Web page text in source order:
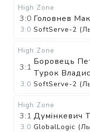
High Zone
3:0 Головнев
3:0 SoftServe-2
High Zone
3:1
Боровець
Турок
3:0 SoftServe-2
High Zone
3:1 Думінкевич
3:0 GlobalLogic